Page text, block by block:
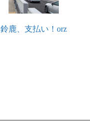
鈴鹿、支払い！orz